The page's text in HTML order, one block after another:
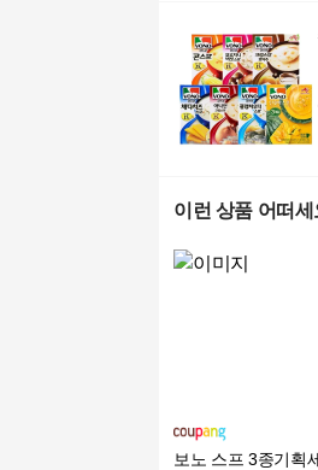
이런 상품 어떠
보노 스프 3종기획